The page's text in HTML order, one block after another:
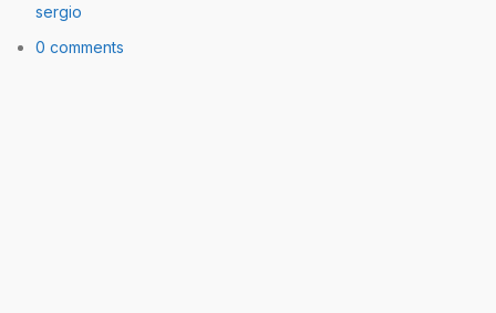
sergio
0 comments